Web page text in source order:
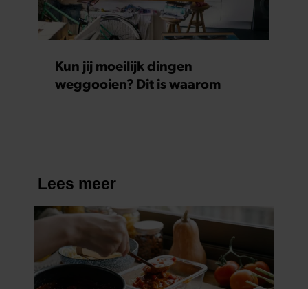
Kun jij moeilijk dingen
weggooien? Dit is waarom